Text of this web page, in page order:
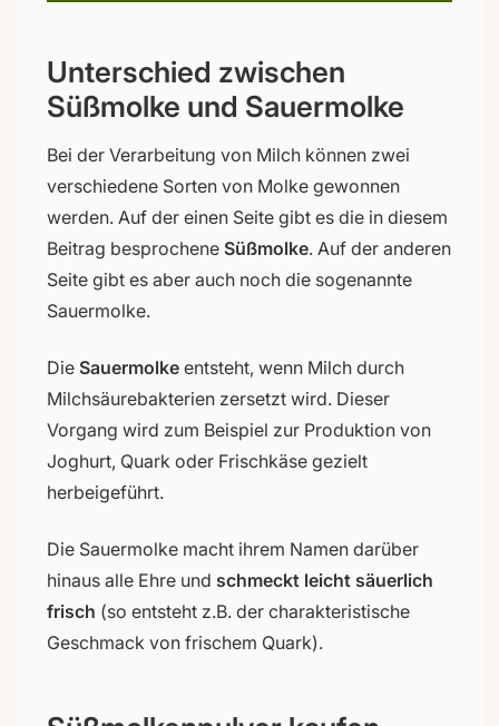
Unterschied zwischen
Süßmolke und Sauermolke
Bei der Verarbeitung von Milch können zwei
verschiedene Sorten von Molke gewonnen
werden. Auf der einen Seite gibt es die in diesem
Beitrag besprochene Süßmolke. Auf der anderen
Seite gibt es aber auch noch die sogenannte
Sauermolke.
Die Sauermolke entsteht, wenn Milch durch
Milchsäurebakterien zersetzt wird. Dieser
Vorgang wird zum Beispiel zur Produktion von
Joghurt, Quark oder Frischkäse gezielt
herbeigeführt.
Die Sauermolke macht ihrem Namen darüber
hinaus alle Ehre und schmeckt leicht säuerlich
frisch (so entsteht z.B. der charakteristische
Geschmack von frischem Quark).